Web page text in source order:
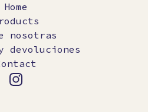
Home
nosotras
devoluciones